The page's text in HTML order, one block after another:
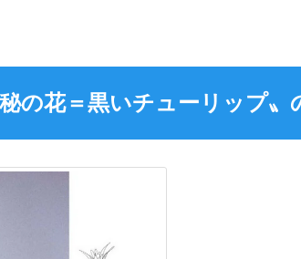
の花＝黒いチューリップ〟